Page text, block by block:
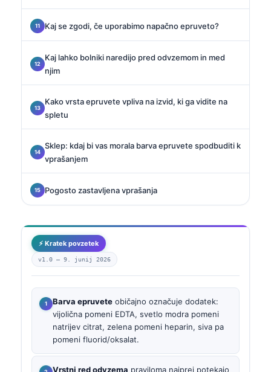
Kaj se zgodi, če uporabimo napačno epruveto?
Kaj lahko bolniki naredijo pred odvzemom in med
njim
Kako vrsta epruvete vpliva na izvid, ki ga vidite na
spletu
Sklep: kdaj bi vas morala barva epruvete spodbuditi k
vprašanjem
Pogosto zastavljena vprašanja
⚡ Kratek povzetek
v1.0 — 9. junij 2026
Barva epruvete običajno označuje dodatek:
vijolična pomeni EDTA, svetlo modra pomeni
natrijev citrat, zelena pomeni heparin, siva pa
pomeni fluorid/oksalat.
Vrstni red odvzema praviloma najprej potekajo